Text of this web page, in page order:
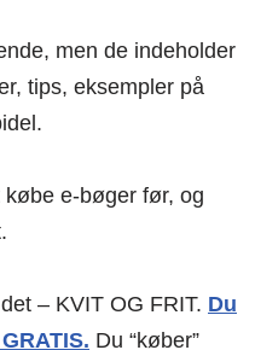
men de indeholder
tips, eksempler på
e-bøger før, og
– KVIT OG FRIT. Du
Du “køber”